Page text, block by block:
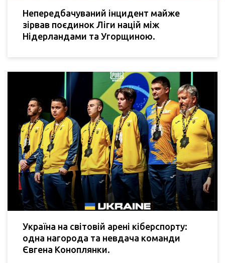
Непередбачуваний інцидент майже
зірвав поєдинок Ліги націй між
Нідерландами та Угорщиною.
Україна на світовій арені кіберспорту:
одна нагорода та невдача команди
Євгена Коноплянки.